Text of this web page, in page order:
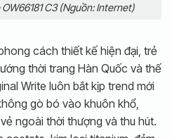
C3 (Nguồn: Internet)
cách thiết kế hiện đại, trẻ
thời trang Hàn Quốc và thế
Write luôn bắt kịp trend mới
gò bó vào khuôn khổ
ngoài thời thượng và thu hút.